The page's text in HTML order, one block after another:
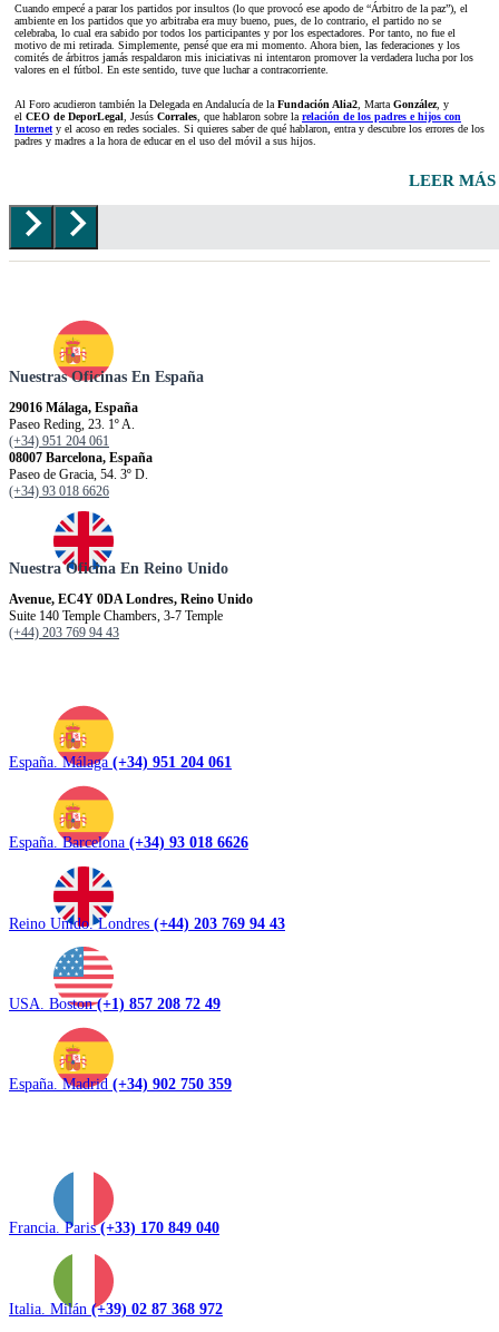
Cuando empecé a parar los partidos por insultos (lo que provocó ese apodo de “Árbitro de la paz”), el
ambiente en los partidos que yo arbitraba era muy bueno, pues, de lo contrario, el partido no se
celebraba, lo cual era sabido por todos los participantes y por los espectadores. Por tanto, no fue el
motivo de mi retirada. Simplemente, pensé que era mi momento. Ahora bien, las federaciones y los
comités de árbitros jamás respaldaron mis iniciativas ni intentaron promover la verdadera lucha por los
valores en el fútbol. En este sentido, tuve que luchar a contracorriente.
Al Foro acudieron también la Delegada en Andalucía de la Fundación Alia2 , Marta González, y
el CEO de DeporLegal , Jesús Corrales , que hablaron sobre la relación de los padres e hijos con
Internet y el acoso en redes sociales. Si quieres saber de qué hablaron, entra y descubre los errores de los
padres y madres a la hora de educar en el uso del móvil a sus hijos.
LEER
Nuestras Oficinas En España
29016 Málaga, España
Paseo Reding, 23. 1º A.
(+34) 951 204 061
08007 Barcelona, España
Paseo de Gracia, 54. 3º D.
(+34) 93 018 6626
Nuestra Oficina En Reino Unido
Avenue, EC4Y 0DA Londres, Reino Unido
Suite 140 Temple Chambers, 3-7 Temple
(+44) 203 769 94 43
España. Málaga (+34) 951 204 061
España. Barcelona (+34) 93 018 6626
Reino Unido. Londres (+44) 203 769 94 43
USA. Boston(+1) 857 208 72 49
España. Madrid (+34) 902 750 359
Francia. Paris(+33) 170 849 040
Italia. Milán (+39) 02 87 368 972